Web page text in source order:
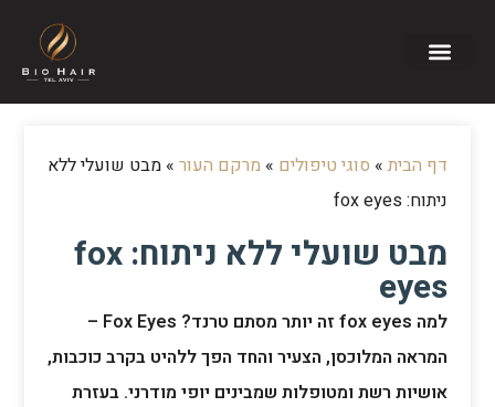
דף הבית» סוגי טיפולים » מרקם העור» מבט שועלי ללא
ניתוח: fox eyes
מבט שועלי ללא ניתוח: fox
eyes
למה fox eyes זה יותר מסתם טרנד? Fox Eyes –
המראה המלוכסן, הצעיר והחד הפך ללהיט בקרב כוכבות,
אושיות רשת ומטופלות שמבינים יופי מודרני. בעזרת